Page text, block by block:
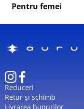
Pentru femei
Reduceri
Retur și schimb
Livrarea bunurilor